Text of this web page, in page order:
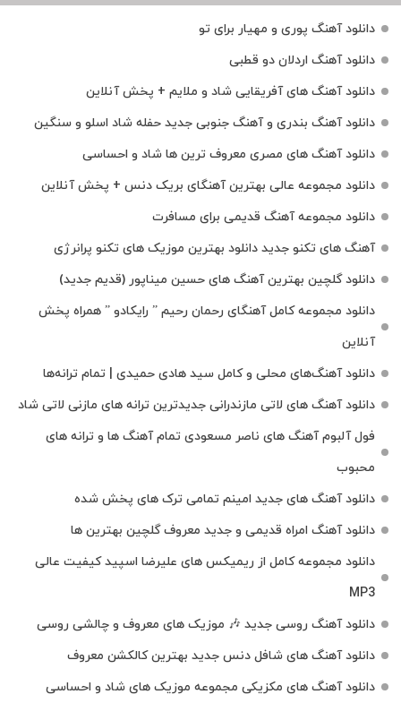
دانلود آهنگ پوری و مهیار برای تو
دانلود آهنگ اردلان دو قطبی
دانلود آهنگ های آفریقایی شاد و ملایم + پخش آنلاین
دانلود آهنگ بندری و آهنگ جنوبی جدید حفله شاد اسلو و سنگین
دانلود آهنگ های مصری معروف ترین ها شاد و احساسی
دانلود مجموعه عالی بهترین آهنگای بریک دنس + پخش آنلاین
دانلود مجموعه آهنگ قدیمی برای مسافرت
آهنگ های تکنو جدید دانلود بهترین موزیک های تکنو پرانرژی
دانلود گلچین بهترین آهنگ های حسین میناپور (قدیم جدید)
دانلود مجموعه کامل آهنگای رحمان رحیم ” رایکادو ” همراه پخش
آنلاین
دانلود آهنگ‌های محلی و کامل سید هادی حمیدی | تمام ترانه‌ها
دانلود آهنگ‌ های لاتی مازندرانی جدیدترین ترانه های مازنی لاتی شاد
فول آلبوم آهنگ‌ های ناصر مسعودی تمام آهنگ‌ ها و ترانه‌ های
محبوب
دانلود آهنگ های جدید امینم تمامی ترک های پخش شده
دانلود آهنگ امراه قدیمی و جدید معروف گلچین بهترین ها
دانلود مجموعه کامل از ریمیکس های علیرضا اسپید کیفیت عالی
MP3
دانلود آهنگ روسی جدید 🎶 موزیک‌ های معروف و چالشی روسی
دانلود آهنگ های شافل دنس جدید بهترین کالکشن معروف
دانلود آهنگ‌ های مکزیکی مجموعه موزیک‌ های شاد و احساسی